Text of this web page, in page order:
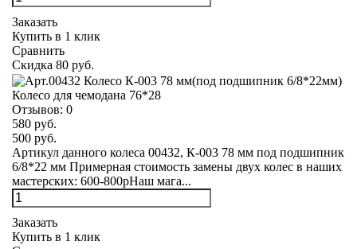
Заказать
Купить в 1 клик
Сравнить
Скидка 80 руб.
Колесо для чемодана 76*28
Отзывов: 0
580 руб.
500 руб.
Артикул данного колеса 00432, К-003 78 мм под подшипник
6/8*22 мм Примерная стоимость замены двух колес в наших
мастерских: 600-800рНаш мага...
Заказать
Купить в 1 клик